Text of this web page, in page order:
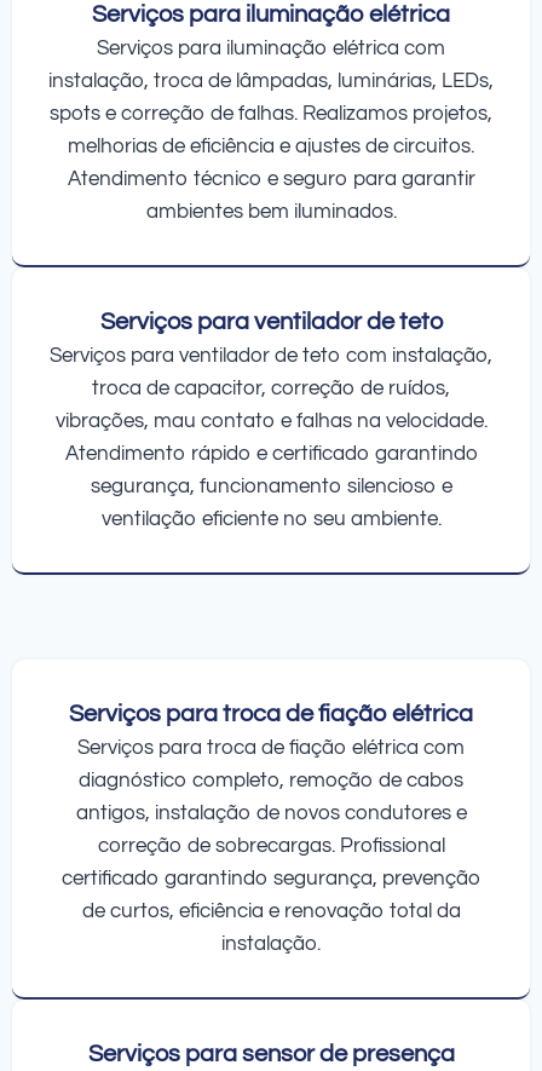
Serviços para iluminação elétrica
Serviços para iluminação elétrica com
instalação, troca de lâmpadas, luminárias, LEDs,
spots e correção de falhas. Realizamos projetos,
melhorias de eficiência e ajustes de circuitos.
Atendimento técnico e seguro para garantir
ambientes bem iluminados.
Serviços para ventilador de teto
Serviços para ventilador de teto com instalação,
troca de capacitor, correção de ruídos,
vibrações, mau contato e falhas na velocidade.
Atendimento rápido e certificado garantindo
segurança, funcionamento silencioso e
ventilação eficiente no seu ambiente.
Serviços para troca de fiação elétrica
Serviços para troca de fiação elétrica com
diagnóstico completo, remoção de cabos
antigos, instalação de novos condutores e
correção de sobrecargas. Profissional
certificado garantindo segurança, prevenção
de curtos, eficiência e renovação total da
instalação.
Serviços para sensor de presença